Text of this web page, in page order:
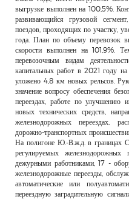
выгрузке выполнен на 100,5%.
развивающийся грузовой
поездов, проходящих по участку,
года. План по объему перевозок
скорости выполнен на 101,9%.
перевозочным видам
капитальных работ в 2021 году
уложено 4,8 км новых рельсов.
значение вопросу обеспечения
переездах, работе по улучшению
новых технических средств,
железнодорожных переездах,
дорожно-транспортных
На полигоне Ю.-В.ж.д. в границах
регулируемых
дежурными работниками, 17 -
железнодорожные переезды,
автоматические или
переездную заградительную